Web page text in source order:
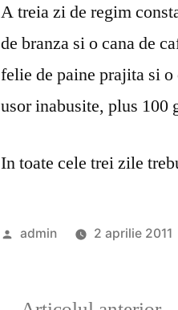
A treia zi de regim
de branza si o cana de
felie de paine prajita si
usor inabusite, plus 100
In toate cele trei zile
Publicat
admin 2 aprilie 2011